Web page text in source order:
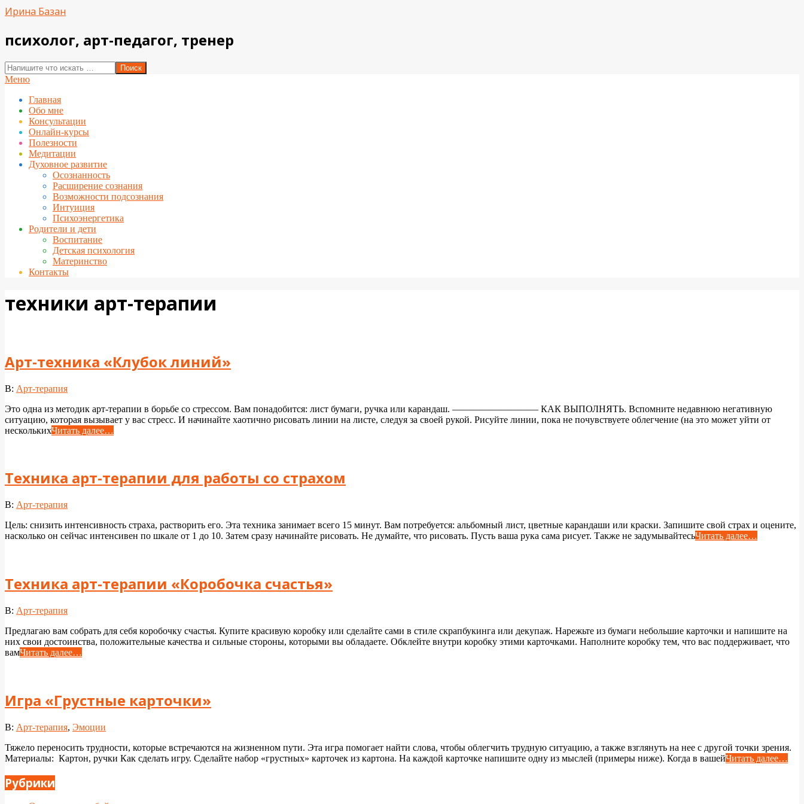
Перейти
Ирина Базан
психолог, арт-педагог, тренер
Поиск
Вторичное
навигации
Меню
Главная
Обо мне
Консультации
Онлайн-курсы
Полезности
Медитации
Духовное развитие
Осознанность
Расширение сознания
Возможности подсознания
Интуиция
Психоэнергетика
Родители и дети
Воспитание
Детская психология
Материнство
Контакты
техники арт-терапии
Арт-техника «Клубок линий»
2024-
09
В: Арт-терапия
Это одна из методик арт-терапии в борьбе со стрессом. Вам понадобится: лист бумаги, ручка или карандаш. ————————— КАК ВЫПОЛНЯТЬ. Вспомните недавнюю негативную
ситуацию, которая вызывает у вас стресс. И начинайте хаотично рисовать линии на листе, следуя за своей рукой. Рисуйте линии, пока не почувствуете облегчение (на это может уйти от
несколькихЧитать далее…
Техника арт-терапии для работы со страхом
2024-
03
В: Арт-терапия
Цель: снизить интенсивность страха, растворить его. Эта техника занимает всего 15 минут. Вам потребуется: альбомный лист, цветные карандаши или краски. Запишите свой страх и оцените,
насколько он сейчас интенсивен по шкале от 1 до 10. Затем сразу начинайте рисовать. Не думайте, что рисовать. Пусть ваша рука сама рисует. Также не задумывайтесьЧитать далее…
Техника арт-терапии «Коробочка счастья»
2024-
25
В: Арт-терапия
Предлагаю вам собрать для себя коробочку счастья. Купите красивую коробку или сделайте сами в стиле скрапбукинга или декупаж. Нарежьте из бумаги небольшие карточки и напишите на
них свои достоинства, положительные качества и сильные стороны, которыми вы обладаете. Обклейте внутри коробку этими карточками. Наполните коробку тем, что вас поддерживает, что
вамЧитать далее…
Игра «Грустные карточки»
2023-
23
В: Арт-терапия, Эмоции
Тяжело переносить трудности, которые встречаются на жизненном пути. Эта игра помогает найти слова, чтобы облегчить трудную ситуацию, а также взглянуть на нее с другой точки зрения.
Материалы: Картон, ручки Как сделать игру. Сделайте набор «грустных» карточек из картона. На каждой карточке напишите одну из мыслей (примеры ниже). Когда в вашейЧитать далее…
Рубрики